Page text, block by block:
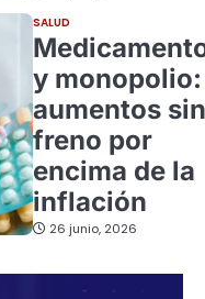
SALUD
y monopolio:
aumentos sin
freno por
encima de la
inflación
26 junio, 2026